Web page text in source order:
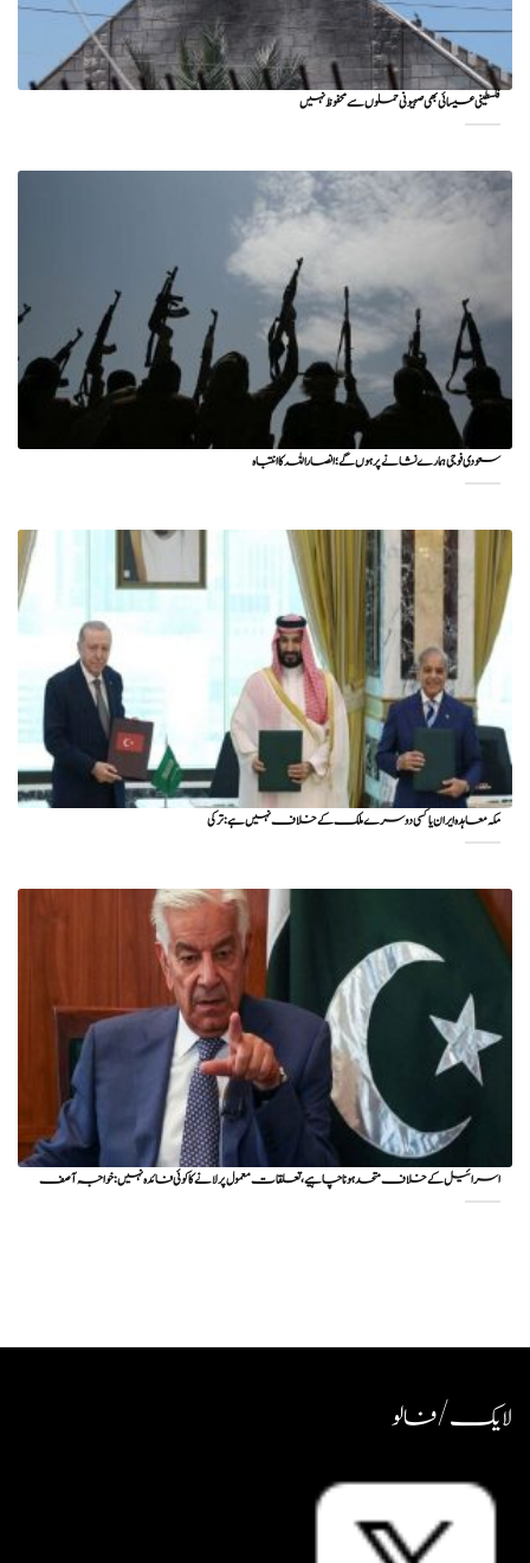
فلسطینی عیسائی بھی صہیونی حملوں سے محفوظ نہیں
سعودی فوجی ہمارے نشانے پر ہوں گے؛ انصاراللہ کا انتباہ
مکہ معاہدہ ایران یا کسی دوسرے ملک کے خلاف نہیں ہے: ترکی
اسرائیل کے خلاف متحد ہونا چاہیے، تعلقات معمول پر لانے کا کوئی فائدہ نہیں: خواجہ آصف
لایک / فالو